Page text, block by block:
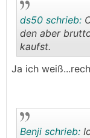
ds50 schrieb:
den aber
kaufst.
Ja ich
Benji schrieb: